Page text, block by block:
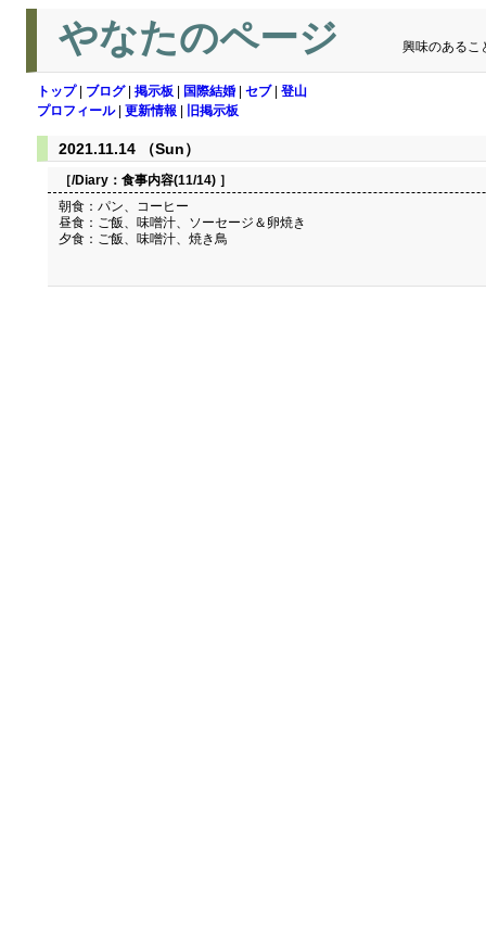
やなたのページ 興味のあるこ
トップ| ブログ| 掲示板 国際結婚 セブ| 登山
プロフィール| 更新情報 旧掲示板
2021.11.14 （Sun）
［/Diary： 食事内容(11/14) ］
朝食：パン、コーヒー
昼食：ご飯、味噌汁、ソーセージ＆卵焼き
夕食：ご飯、味噌汁、焼き鳥